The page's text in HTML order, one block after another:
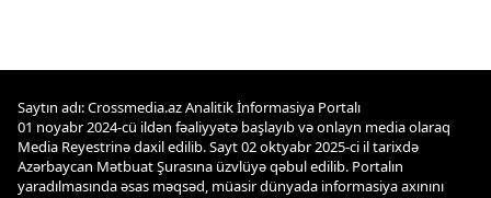
Saytın adı: Crossmedia.az Analitik İnformasiya Portalı
01 noyabr 2024-cü ildən fəaliyyətə başlayıb və onlayn media olaraq
Media Reyestrinə daxil edilib. Sayt 02 oktyabr 2025-ci il tarixdə
Azərbaycan Mətbuat Şurasına üzvlüyə qəbul edilib. Portalın
yaradılmasında əsas məqsəd, müasir dünyada informasiya axınını